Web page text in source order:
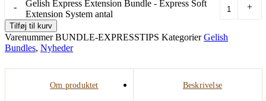
-
Gelish Express Extension Bundle - Express Soft
Extension System antal
+
Tilføj til kurv
VarenummerBUNDLE-EXPRESSTIPS Kategorier Gelish
Bundles, Nyheder
Om produktet Beskrivelse